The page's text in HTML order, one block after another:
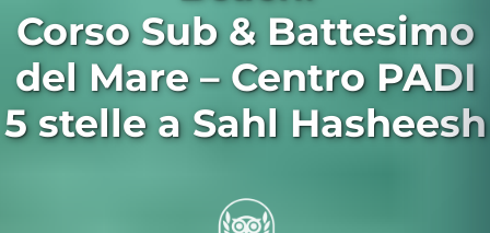
Corso Sub & Battesimo
del Mare – Centro PADI
5 stelle a Sahl Hasheesh